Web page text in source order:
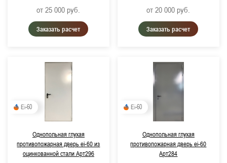
от 25 000 руб.
Заказать расчет
от 20 000 руб.
Заказать расчет
Ei-60
Однопольная глухая
противопожарная дверь ei-60 из
оцинкованной стали Арт296
Ei-60
Однопольная глухая
противопожарная дверь ei-60
Арт284